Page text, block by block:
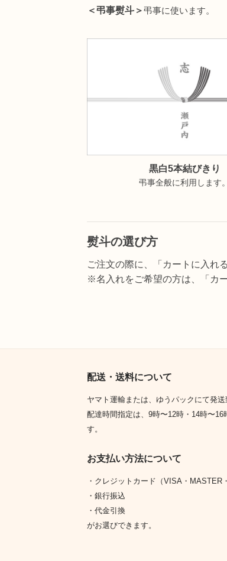
＜弔事熨斗＞弔事に使います。
黒白5本結びきり
弔事全般に利用します。
熨斗の選び方
ご注文の際に、「カートに入れ
※名入れをご希望の方は、「カ
配送・送料について
ヤマト運輸または、ゆうパックにて発送
配達時間指定は、9時〜12時・14時〜
す。
お支払い方法について
・クレジットカード（VISA・MASTER
・銀行振込
・代金引換
がお選びできます。